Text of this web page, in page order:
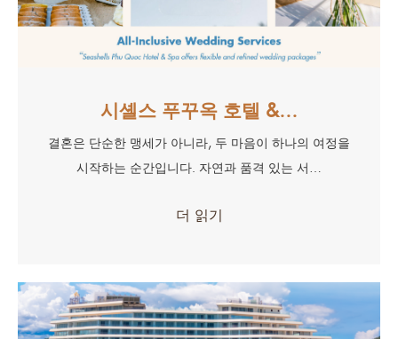
시셸스 푸꾸옥 호텔 &…
결혼은 단순한 맹세가 아니라, 두 마음이 하나의 여정을
시작하는 순간입니다. 자연과 품격 있는 서…
더 읽기